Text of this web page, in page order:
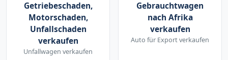
Getriebeschaden,
Motorschaden,
Unfallschaden
verkaufen
Unfallwagen verkaufen
Gebrauchtwagen
nach Afrika
verkaufen
Auto für Export verkaufen